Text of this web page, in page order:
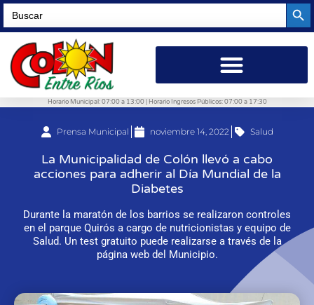
Search
for:
Horario Municipal: 07:00 a 13:00 | Horario Ingresos Públicos: 07:00 a 17:30
Prensa Municipal noviembre 14, 2022 Salud
La Municipalidad de Colón llevó a cabo
acciones para adherir al Día Mundial de la
Diabetes
Durante la maratón de los barrios se realizaron controles
en el parque Quirós a cargo de nutricionistas y equipo de
Salud. Un test gratuito puede realizarse a través de la
página web del Municipio.